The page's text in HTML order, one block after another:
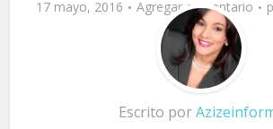
17 mayo, 2016 Agregar comentario
Escrito por